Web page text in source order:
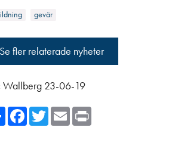
gevär
Se fler relaterade nyheter
Wallberg 23-06-19
ShareFacebook
TwitterEmail